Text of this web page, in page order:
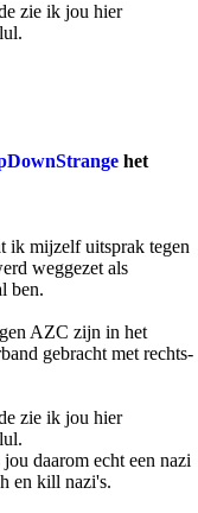
zie ik jou hier
het
ik mijzelf uitsprak tegen
weggezet als
ben.
AZC zijn in het
gebracht met rechts-
zie ik jou hier
daarom echt een nazi
en kill nazi's.